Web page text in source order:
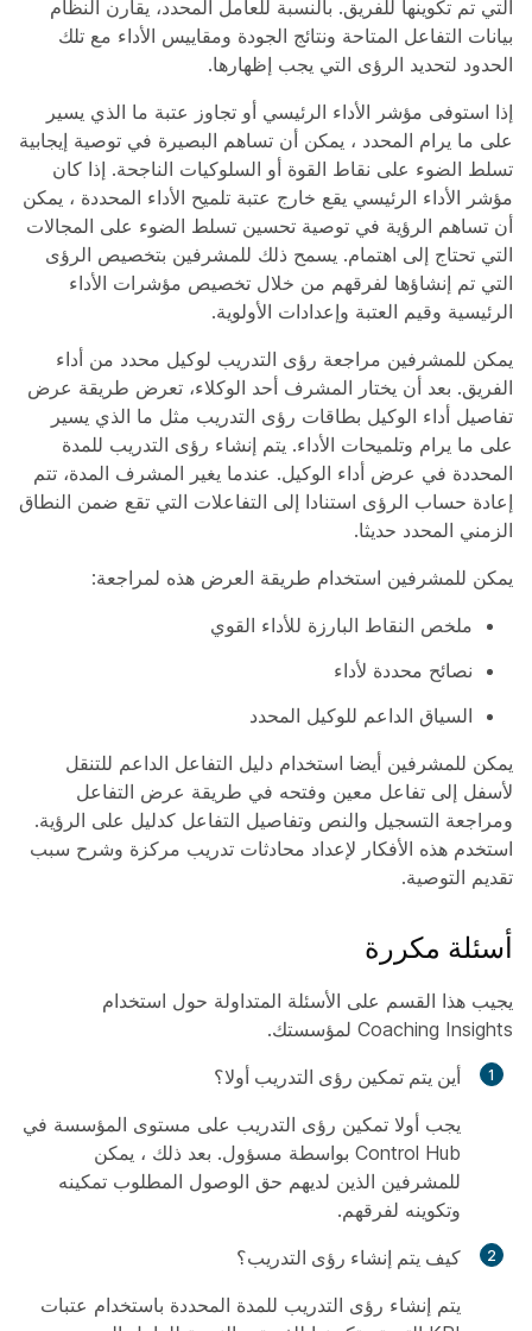
التي تم تكوينها للفريق. بالنسبة للعامل المحدد، يقارن النظام
بيانات التفاعل المتاحة ونتائج الجودة ومقاييس الأداء مع تلك
الحدود لتحديد الرؤى التي يجب إظهارها.
إذا استوفى مؤشر الأداء الرئيسي أو تجاوز عتبة ما الذي يسير
على ما يرام المحدد ، يمكن أن تساهم البصيرة في توصية إيجابية
تسلط الضوء على نقاط القوة أو السلوكيات الناجحة. إذا كان
مؤشر الأداء الرئيسي يقع خارج عتبة تلميح الأداء المحددة ، يمكن
أن تساهم الرؤية في توصية تحسين تسلط الضوء على المجالات
التي تحتاج إلى اهتمام. يسمح ذلك للمشرفين بتخصيص الرؤى
التي تم إنشاؤها لفرقهم من خلال تخصيص مؤشرات الأداء
الرئيسية وقيم العتبة وإعدادات الأولوية.
يمكن للمشرفين مراجعة رؤى التدريب لوكيل محدد من أداء
الفريق. بعد أن يختار المشرف أحد الوكلاء، تعرض طريقة عرض
تفاصيل أداء الوكيل بطاقات رؤى التدريب مثل ما الذي يسير
على ما يرام وتلميحات الأداء. يتم إنشاء رؤى التدريب للمدة
المحددة في عرض أداء الوكيل. عندما يغير المشرف المدة، تتم
إعادة حساب الرؤى استنادا إلى التفاعلات التي تقع ضمن النطاق
الزمني المحدد حديثا.
يمكن للمشرفين استخدام طريقة العرض هذه لمراجعة:
ملخص النقاط البارزة للأداء القوي
نصائح محددة لأداء
السياق الداعم للوكيل المحدد
يمكن للمشرفين أيضا استخدام دليل التفاعل الداعم للتنقل
لأسفل إلى تفاعل معين وفتحه في طريقة عرض التفاعل
ومراجعة التسجيل والنص وتفاصيل التفاعل كدليل على الرؤية.
استخدم هذه الأفكار لإعداد محادثات تدريب مركزة وشرح سبب
تقديم التوصية.
أسئلة مكررة
يجيب هذا القسم على الأسئلة المتداولة حول استخدام
Coaching Insights لمؤسستك.
أين يتم تمكين رؤى التدريب أولا؟
يجب أولا تمكين رؤى التدريب على مستوى المؤسسة في
Control Hub بواسطة مسؤول. بعد ذلك ، يمكن
للمشرفين الذين لديهم حق الوصول المطلوب تمكينه
وتكوينه لفرقهم.
كيف يتم إنشاء رؤى التدريب؟
يتم إنشاء رؤى التدريب للمدة المحددة باستخدام عتبات